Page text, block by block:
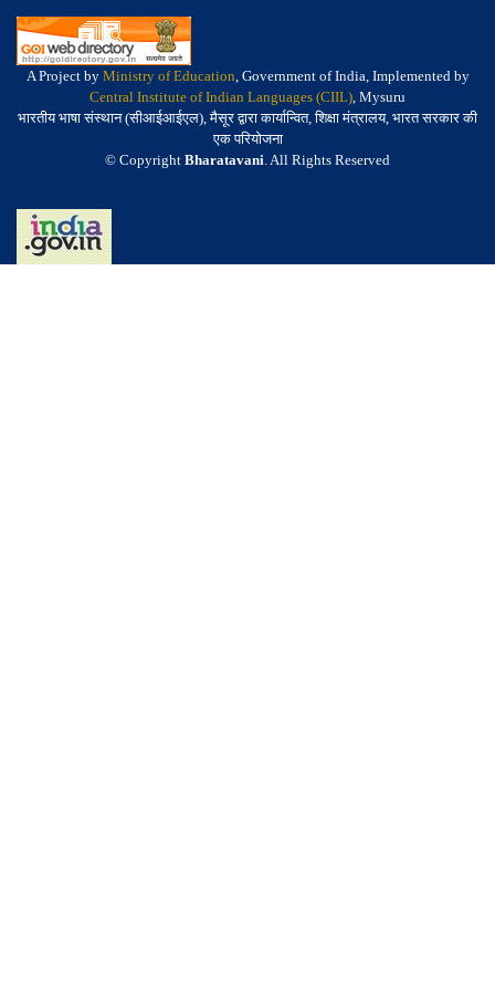
A Project by Ministry of Education, Government of India, Implemented by
Central Institute of Indian Languages (CIIL), Mysuru
भारतीय भाषा संस्थान (सीआईआईएल), मैसूर द्वारा कार्यान्वित, शिक्षा मंत्रालय, भारत सरकार की
एक परियोजना
© Copyright Bharatavani. All Rights Reserved